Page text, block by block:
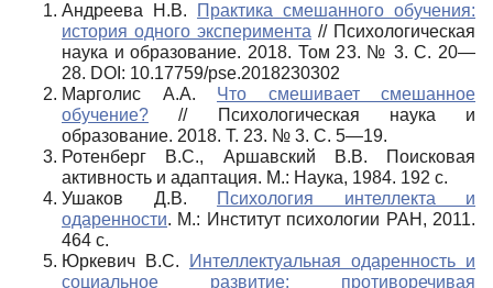
Андреева Н.В.
Практика смешанного обучения:
история одного эксперимента // Психологическая
наука и образование. 2018. Том 23. № 3. С. 20—
28. DOI: 10.17759/pse.2018230302
Марголис А.А. Что смешивает смешанное
обучение? // Психологическая наука и
образование. 2018. Т. 23. № 3. С. 5—19.
Ротенберг В.С., Аршавский В.В. Поисковая
активность и адаптация. М.: Наука, 1984. 192 с.
Ушаков Д.В.
Психология интеллекта и
одаренности. М.: Институт психологии РАН, 2011.
464 с.
Юркевич В.С.
Интеллектуальная одаренность и
социальное развитие: противоречивая